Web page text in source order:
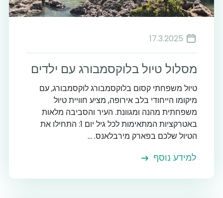
17.3.2025
מסלול טיול בלוקסמבורג עם ילדים
טיול משפחתי קסום בלוקסמבורג לוקסמבורג, עם
מיקומו הייחודי בלב אירופה, מציע חוויית טיול
משפחתית מהנה ומגוונת. העיר והסביבה מלאות
באטרקציות המתאימות לכל גיל יום 1: התחילו את
הטיול שלכם בפארק מירבלאנס. ...
למידע נוסף